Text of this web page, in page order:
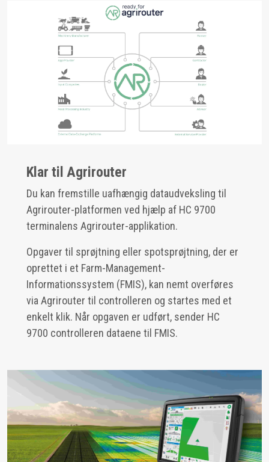
Klar til Agrirouter
Du kan fremstille uafhængig dataudveksling til
Agrirouter-platformen ved hjælp af HC 9700
terminalens Agrirouter-applikation.
Opgaver til sprøjtning eller spotsprøjtning, der er
oprettet i et Farm-Management-
Informationssystem (FMIS), kan nemt overføres
via Agrirouter til controlleren og startes med et
enkelt klik. Når opgaven er udført, sender HC
9700 controlleren dataene til FMIS.